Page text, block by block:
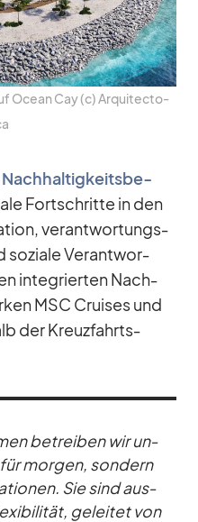
Ocean Cay (c) Ar­qui­tec­to­
Nach­hal­tig­keits­be­
Fort­schritte in den
ver­ant­wor­tungs­
so­ziale Ver­ant­wor­
in­te­grier­ten Nach­
MSC Crui­ses und
der Kreuz­fahrts­
be­trei­ben wir un­
mor­gen, son­dern
Sie sind aus­
ge­lei­tet von